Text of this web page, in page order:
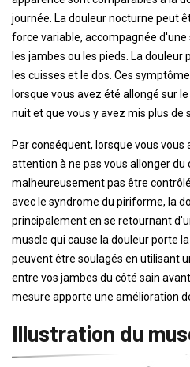
journée. La douleur nocturne peut
force variable, accompagnée
les jambes ou les pieds. La
les cuisses et le dos. Ces
lorsque vous avez été allongé sur
nuit et que vous y avez mis plus de
Par conséquent, lorsque vous
attention à ne pas vous allonger
malheureusement pas être
avec le syndrome du piriforme, la
principalement en se retournant
muscle qui cause la douleur porte
peuvent être soulagés en utilisant
entre vos jambes du côté sain
mesure apporte une amélioration
Illustration du